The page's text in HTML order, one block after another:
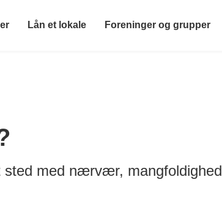
Lån et lokale Foreninger og grupper
sted med nærvær, mangfoldighed